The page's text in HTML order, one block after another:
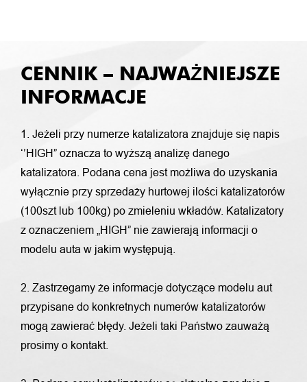
CENNIK – NAJWAŻNIEJSZE
INFORMACJE
1. Jeżeli przy numerze katalizatora znajduje się napis
‘’HIGH” oznacza to wyższą analizę danego
katalizatora. Podana cena jest możliwa do uzyskania
wyłącznie przy sprzedaży hurtowej ilości katalizatorów
(100szt lub 100kg) po zmieleniu wkładów. Katalizatory
z oznaczeniem „HIGH” nie zawierają informacji o
modelu auta w jakim występują.
2. Zastrzegamy że informacje dotyczące modelu aut
przypisane do konkretnych numerów katalizatorów
mogą zawierać błędy. Jeżeli taki Państwo zauważą
prosimy o kontakt.